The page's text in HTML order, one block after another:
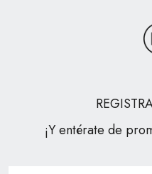
¡Y entérate de